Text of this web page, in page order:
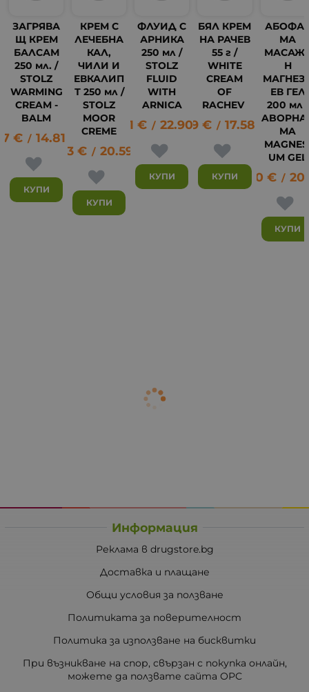
ЗАГРЯВА
Щ КРЕМ
БАЛСАМ
250 мл. /
STOLZ
WARMING
CREAM -
BALM
€ / 14.81 лв.
КУПИ
КРЕМ С
ЛЕЧЕБНА
КАЛ,
ЧИЛИ И
ЕВКАЛИП
Т 250 мл /
STOLZ
MOOR
CREME
10.53 € / 20.59 лв.
КУПИ
ФЛУИД С
АРНИКА
250 мл /
STOLZ
FLUID
WITH
ARNICA
11.71 € / 22.90 лв.
КУПИ
БЯЛ КРЕМ
НА РАЧЕВ
55 г /
WHITE
CREAM
OF
RACHEV
8.99 € / 17.58 лв.
КУПИ
МА
Н
ЕВ ГЕЛ
200 мл /
MA
UM GEL
10.40 € /
КУПИ
Информация
Реклама в drugstore.bg
Доставка и плащане
Общи условия за ползване
Политиката за поверителност
Политика за използване на бисквитки
При възникване на спор, свързан с покупка онлайн,
можете да ползвате сайта ОРС